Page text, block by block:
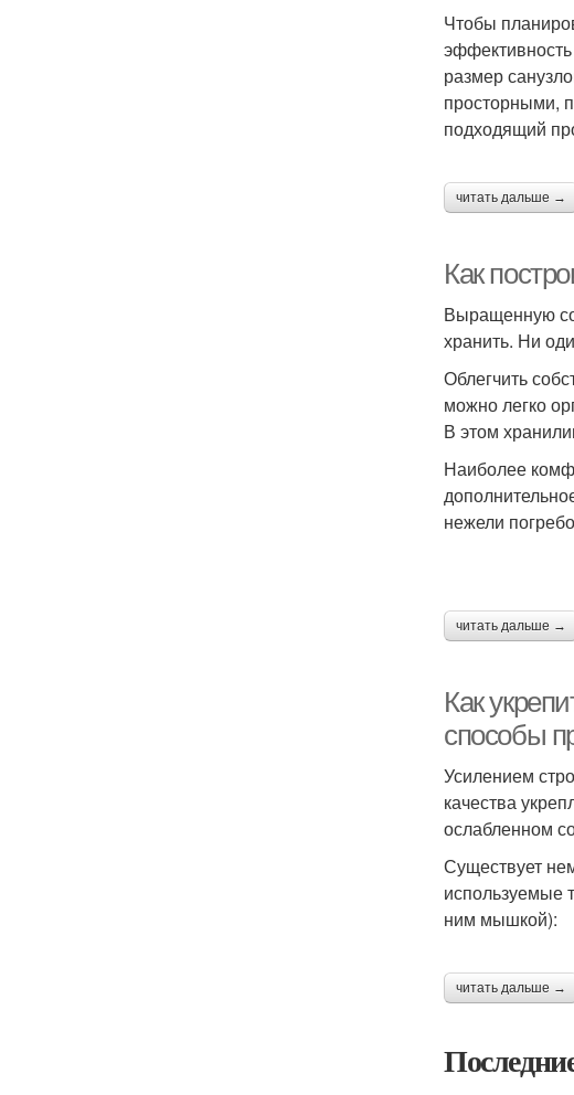
Чтобы
размер
просторными,
подходящий
читать дальше →
Как
Выращенную
хранить. Ни
Облегчить
можно легко
В этом
Наиболее
нежели
читать дальше →
Как
способы
Усилением
качества
ослабленном
Существует
используемые
ним мышкой):
читать дальше →